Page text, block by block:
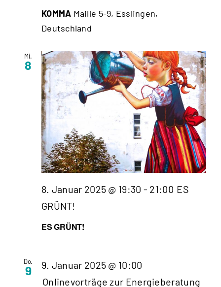
KOMMA Maille 5-9, Esslingen,
Deutschland
Mi.
8
ES GRÜNT!
8. Januar 2025 @ 19:30 - 21:00 ES
GRÜNT!
Do.
9
9. Januar 2025 @ 10:00
Onlinevorträge zur Energieberatung